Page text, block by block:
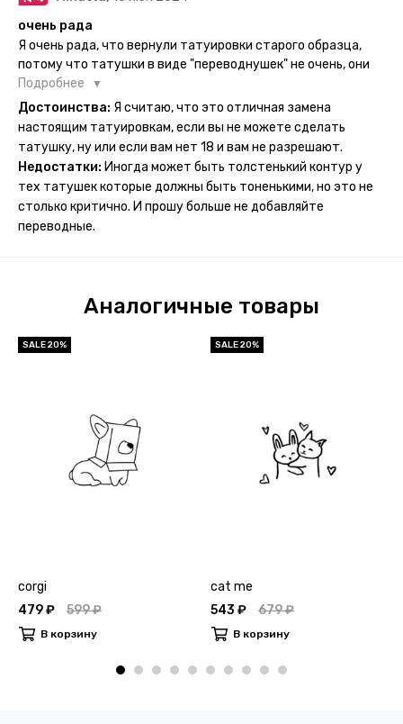
носится дольше, поэтому нужно обдуманно выбирать куда
её стоит наносить. Когда рисунок начнёт стираться -
водой спокойно можно убрать оставшийся контур.
очень рада
Я очень рада, что вернули татуировки старого образца,
потому что татушки в виде "переводнушек" не очень, они
просто не "усиживались", не те темнели, а после душа
вообще слазили, вот недавно сделала фризби дог и он
через сутки проявился и все ещё держится!! ну а 4 звезды
потому что у меня ещё очень много переводных
татуировок(
Подробнее
Достоинства: Я считаю, что это отличная замена
настоящим татуировкам, если вы не можете сделать
татушку, ну или если вам нет 18 и вам не разрешают.
Недостатки: Иногда может быть толстенький контур у
тех татушек которые должны быть тоненькими, но это не
столько критично. И прошу больше не добавляйте
переводные.
Аналогичные товары
SALE 20%
corgi
479 ₽
599 ₽
В корзину
SALE 20%
cat me
543 ₽
679 ₽
В корзину